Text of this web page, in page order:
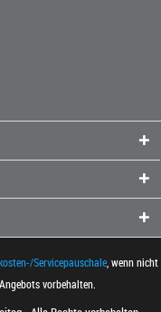
Servicepauschale, wenn nicht
vorbehalten.